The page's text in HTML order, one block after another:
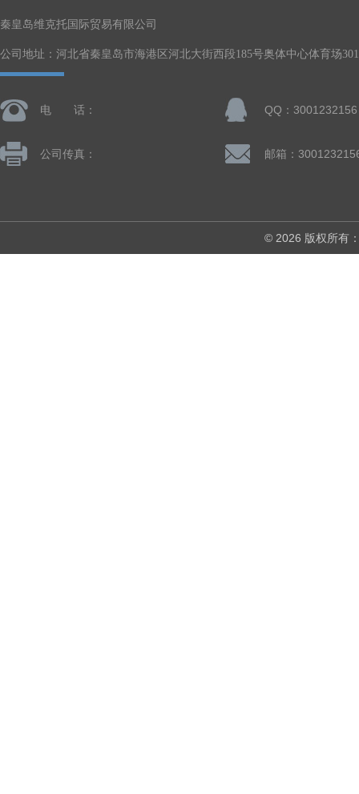
秦皇岛维克托国际贸易有限公司
公司地址：河北省秦皇岛市海港区河北大街西段185号奥体中心体育场
电 话： QQ：3001232156
公司传真： 邮箱：
© 2026 版权所有